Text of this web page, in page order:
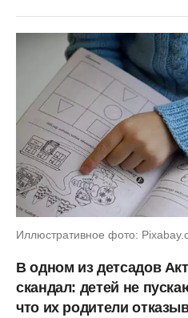
Иллюстративное фото:
В одном из детсадов
скандал: детей не
что их родители